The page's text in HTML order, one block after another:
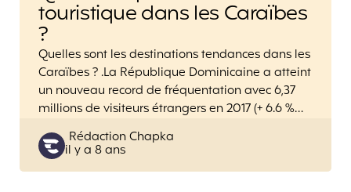
touristique dans les Caraïbes
?
Quelles sont les destinations tendances dans les
Caraïbes ? .La République Dominicaine a atteint
un nouveau record de fréquentation avec 6,37
millions de visiteurs étrangers en 2017 (+ 6.6 %…
Posted
by
Rédaction Chapka
il y a 8 ans